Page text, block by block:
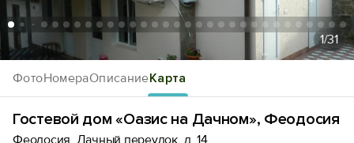
Добавить свой объект
ФотоНомераОписаниеКарта
1/31
Гостевой дом «Оазис на Дачном», Феодосия
Феодосия, Дачный переулок, д. 14